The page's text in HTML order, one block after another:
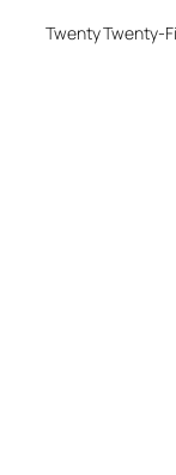
Twenty Twenty-